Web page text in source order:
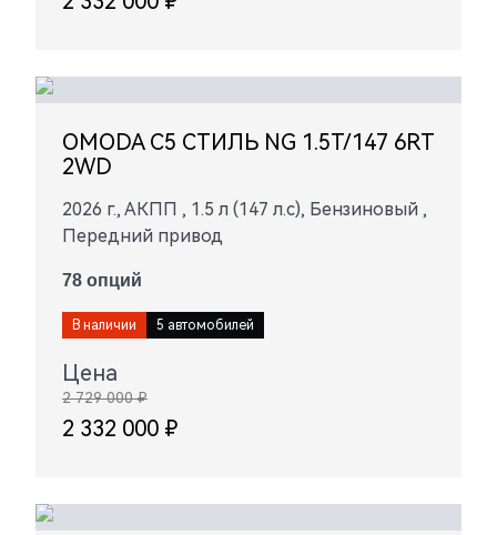
OMODA C5 СТИЛЬ NG 1.5T/147 6RT
2WD
2026 г., АКПП , 1.5 л (147 л.с), Бензиновый ,
Передний привод
78 опций
В наличии 5 автомобилей
Цена
2 729 000 ₽
2 332 000 ₽